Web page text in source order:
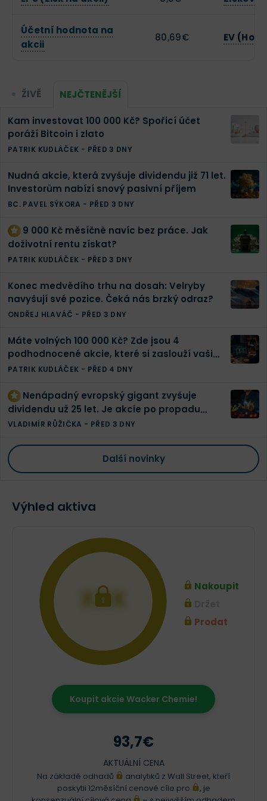
Účetní hodnota na
akcii
80,69€ EV
ŽIVĚ NEJČTENĚJŠÍ
Kam investovat 100 000 Kč? Spořicí účet
poráží Bitcoin i zlato
PATRIK KUDLÁČEK - PŘED 3 DNY
Nudná akcie, která zvyšuje dividendu již 71 let.
Investorům nabízí snový pasivní příjem
BC. PAVEL SÝKORA - PŘED 3 DNY
9 000 Kč měsíčně navíc bez práce. Jak
doživotní rentu získat?
PATRIK KUDLÁČEK - PŘED 3 DNY
Konec medvědího trhu na dosah: Velryby
navyšují své pozice. Čeká nás brzký odraz?
ONDŘEJ HLAVÁČ - PŘED 3 DNY
Máte volných 100 000 Kč? Zde jsou 4
podhodnocené akcie, které si zaslouží vaši
pozornost
PATRIK KUDLÁČEK - PŘED 4 DNY
Nenápadný evropský gigant zvyšuje
dividendu už 25 let. Je akcie po propadu
konečně levná?
VLADIMÍR RŮŽIČKA - PŘED 3 DNY
Další novinky
Výhled aktiva
XXX
Nakoupit
Prodat
Koupit akcie Wacker Chemie!
93,7€
AKTUÁLNÍ CENA
Na základě odhadů
analytiků z Wall Street, kteří
poskytli 12měsíční cenové cíle pro
, je